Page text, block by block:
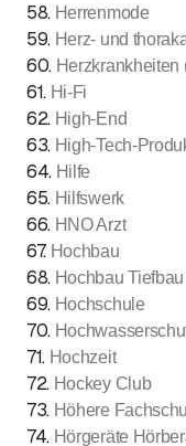
58. Herrenmode
59. Herz- und
60. Herzkrankheiten
61. Hi-Fi
62. High-End
63. High-Tech-
64. Hilfe
65. Hilfswerk
66. HNO Arzt
67. Hochbau
68. Hochbau Tiefbau
69. Hochschule
70.
71. Hochzeit
72. Hockey Club
73. Höhere
74. Hörgeräte